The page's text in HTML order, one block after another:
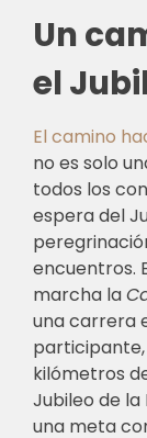
Un
el
El camino
no es solo
todos los
espera del
encuentros.
marcha la
una carrera
kilómetros
Jubileo de la
una meta